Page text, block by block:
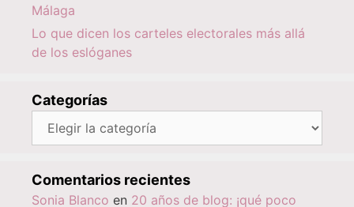
Málaga
Lo que dicen los carteles electorales más allá
de los eslóganes
Categorías
Comentarios recientes
Sonia Blanco en 20 años de blog: ¡qué poco